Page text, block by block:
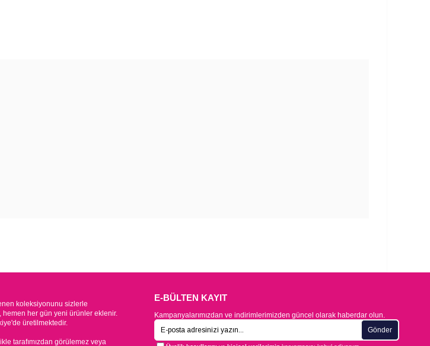
koleksiyonunu sizlerle
hemen her gün yeni ürünler eklenir.
üretilmektedir.
tarafımızdan görülemez veya
E-BÜLTEN KAYIT
Kampanyalarımızdan ve indirimlerimizden güncel olarak haberdar olun.
Gönder